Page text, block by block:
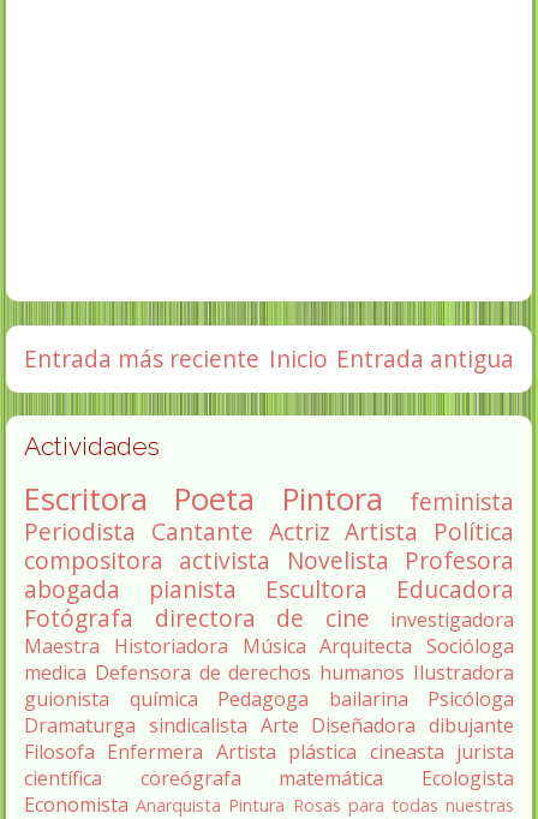
Entrada más reciente Entrada antigua
Inicio
Actividades
Escritora Poeta Pintora
feminista
Periodista Cantante Actriz Artista
Política
compositora activista Novelista
Profesora
abogada
pianista Escultora
Educadora
Fotógrafa
directora de cine
investigadora
Maestra
Historiadora Música Arquitecta Socióloga
medica Defensora de derechos humanos Ilustradora
guionista
química Pedagoga bailarina
Psicóloga
Dramaturga sindicalista Arte Diseñadora dibujante
Filosofa Enfermera Artista plástica cineasta jurista
científica
coreógrafa matemática
Ecologista
Economista Anarquista Pintura Rosas para todas nuestras